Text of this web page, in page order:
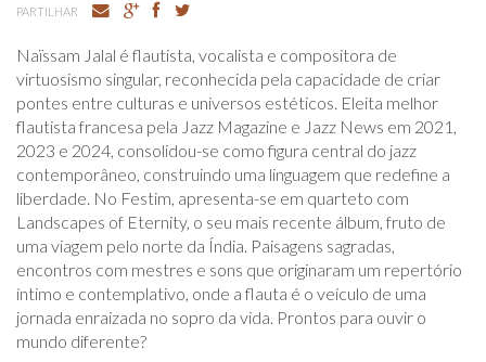
PARTILHAR
Naïssam Jalal é flautista, vocalista e compositora de
virtuosismo singular, reconhecida pela capacidade de criar
pontes entre culturas e universos estéticos. Eleita melhor
flautista francesa pela Jazz Magazine e Jazz News em 2021,
2023 e 2024, consolidou-se como figura central do jazz
contemporâneo, construindo uma linguagem que redefine a
liberdade. No Festim, apresenta-se em quarteto com
Landscapes of Eternity, o seu mais recente álbum, fruto de
uma viagem pelo norte da Índia. Paisagens sagradas,
encontros com mestres e sons que originaram um repertório
íntimo e contemplativo, onde a flauta é o veículo de uma
jornada enraizada no sopro da vida. Prontos para ouvir o
mundo diferente?